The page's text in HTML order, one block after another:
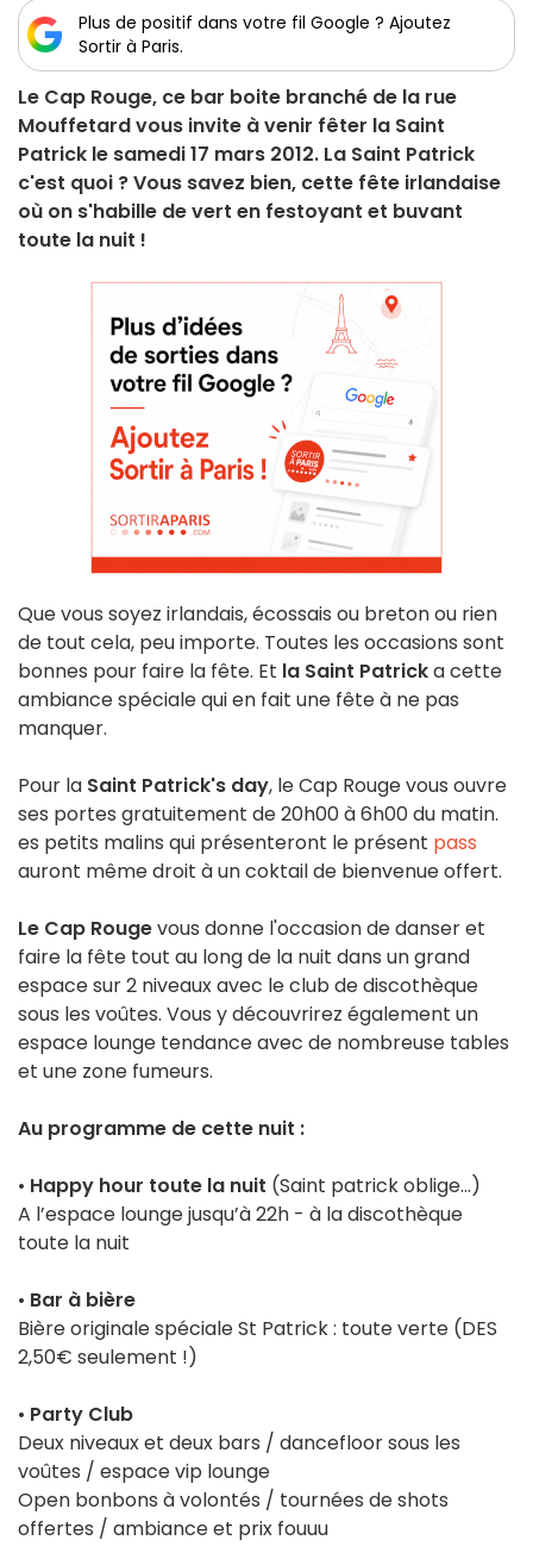
Plus de positif dans votre fil Google ? Ajoutez
Sortir à Paris.
Le Cap Rouge, ce bar boite branché de la rue
Mouffetard vous invite à venir fêter la Saint
Patrick le samedi 17 mars 2012. La Saint Patrick
c'est quoi ? Vous savez bien, cette fête irlandaise
où on s'habille de vert en festoyant et buvant
toute la nuit !
Que vous soyez irlandais, écossais ou breton ou rien
de tout cela, peu importe. Toutes les occasions sont
bonnes pour faire la fête. Et la Saint Patricka cette
ambiance spéciale qui en fait une fête à ne pas
manquer.
Pour la Saint Patrick's day, le Cap Rouge vous ouvre
ses portes gratuitement de 20h00 à 6h00 du matin.
es petits malins qui présenteront le présent pass
auront même droit à un coktail de bienvenue offert.
Le Cap Rougevous donne l'occasion de danser et
faire la fête tout au long de la nuit dans un grand
espace sur 2 niveaux avec le club de discothèque
sous les voûtes. Vous y découvrirez également un
espace lounge tendance avec de nombreuse tables
et une zone fumeurs.
Au programme de cette nuit :
• Happy hour toute la nuit (Saint patrick oblige...)
A l’espace lounge jusqu’à 22h - à la discothèque
toute la nuit
• Bar à bière
Bière originale spéciale St Patrick : toute verte (DES
2,50€ seulement !)
• Party Club
Deux niveaux et deux bars / dancefloor sous les
voûtes / espace vip lounge
Open bonbons à volontés / tournées de shots
offertes / ambiance et prix fouuu